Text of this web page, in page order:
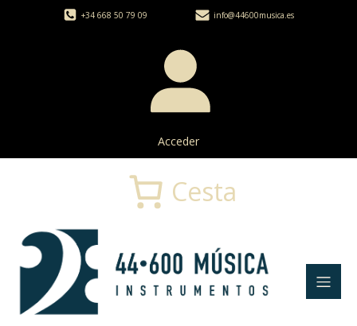
+34 668 50 79 09 info@44600musica.es
Acceder
Cesta